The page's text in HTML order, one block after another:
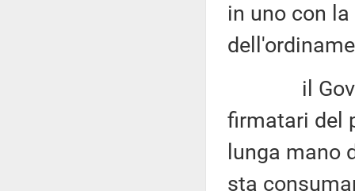
in uno con
il
firmatari del
lunga mano
sta